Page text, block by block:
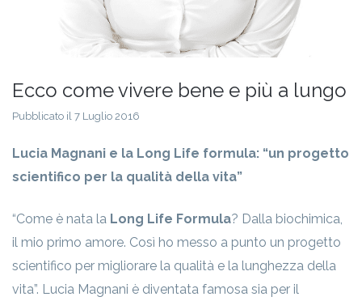
Ecco come vivere bene e più a lungo
Pubblicato il 7 Luglio 2016
Lucia Magnani e la Long Life formula: “un progetto
scientifico per la qualità della vita”
“Come è nata la Long Life Formula? Dalla biochimica,
il mio primo amore. Così ho messo a punto un progetto
scientifico per migliorare la qualità e la lunghezza della
vita”. Lucia Magnani è diventata famosa sia per il